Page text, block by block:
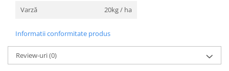
Animale de companie
Accesorii
Hrana
Suplimente si produse de uz
Varză
20kg / ha
Informatii conformitate produs
Review-uri(0)